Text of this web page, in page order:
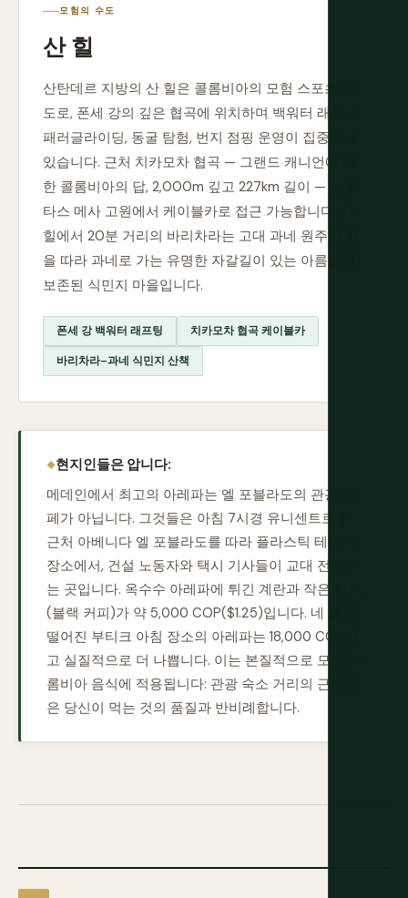
모험의 수도
산 힐
산탄데르 지방의 산 힐은 콜롬비아의 모험 스포츠 수
도로, 폰세 강의 깊은 협곡에 위치하며 백워터 래프팅,
패러글라이딩, 동굴 탐험, 번지 점핑 운영이 집중되어
있습니다. 근처 치카모차 협곡 — 그랜드 캐니언에 대
한 콜롬비아의 답, 2,000m 깊고 227km 길이 — 는 산
타스 메사 고원에서 케이블카로 접근 가능합니다. 산
힐에서 20분 거리의 바리차라는 고대 과네 원주민 길
을 따라 과네로 가는 유명한 자갈길이 있는 아름답게
보존된 식민지 마을입니다.
폰세 강 백워터 래프팅 치카모차 협곡 케이블카
바리차라–과네 식민지 산책
현지인들은 압니다:
메데인에서 최고의 아레파는 엘 포블라도의 관광 카
페가 아닙니다. 그것들은 아침 7시경 유니센트로 몰
근처 아베니다 엘 포블라도를 따라 플라스틱 테이블
장소에서, 건설 노동자와 택시 기사들이 교대 전에 먹
는 곳입니다. 옥수수 아레파에 튀긴 계란과 작은 틴토
(블랙 커피)가 약 5,000 COP($1.25)입니다. 네 블록
떨어진 부티크 아침 장소의 아레파는 18,000 COP이
고 실질적으로 더 나쁩니다. 이는 본질적으로 모든 콜
롬비아 음식에 적용됩니다: 관광 숙소 거리의 근접성
은 당신이 먹는 것의 품질과 반비례합니다.